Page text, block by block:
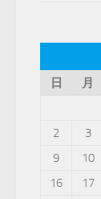
日
月
2
3
9
10
16
17